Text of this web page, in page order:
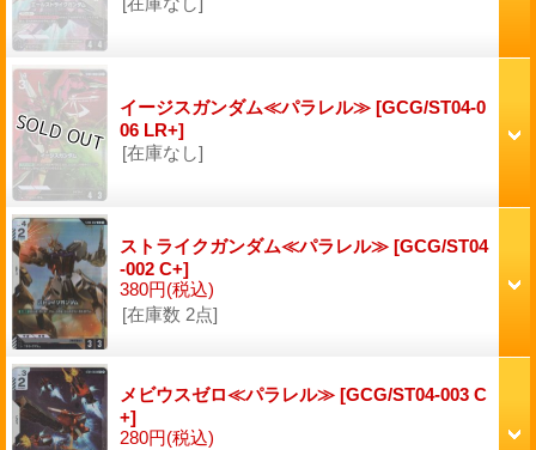
イージスガンダム≪パラレル≫ [GCG/ST04-0
06 LR+]
[在庫なし]
ストライクガンダム≪パラレル≫ [GCG/ST04
-002 C+]
380円(税込)
[在庫数 2点]
メビウスゼロ≪パラレル≫ [GCG/ST04-003 C
+]
280円(税込)